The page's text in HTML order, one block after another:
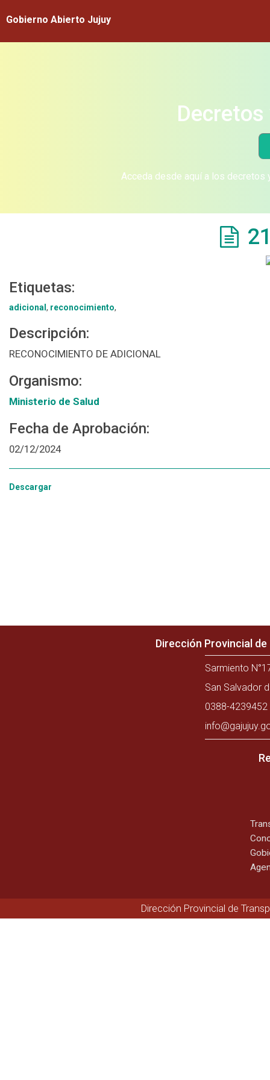
Gobierno Abierto Jujuy
Acceda desde aquí a los
Etiquetas:
adicional , reconocimiento,
Descripción:
RECONOCIMIENTO DE ADICIONAL
Organismo:
Ministerio de Salud
Fecha de Aprobación:
02/12/2024
Descargar
Dirección Provincial
Sarmiento
San Salvador
0388-
Dirección Provincial de